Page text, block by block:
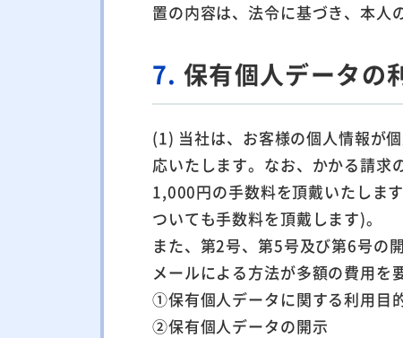
置の内容は、法令に基づき、本人
7. 保有個人データの
(1) 当社は、お客様の個人情報が
応いたします。なお、かかる請求
1,000円の手数料を頂戴いたしま
ついても手数料を頂戴します)。
また、第2号、第5号及び第6号の
メールによる方法が多額の費用を
①保有個人データに関する利用目
②保有個人データの開示